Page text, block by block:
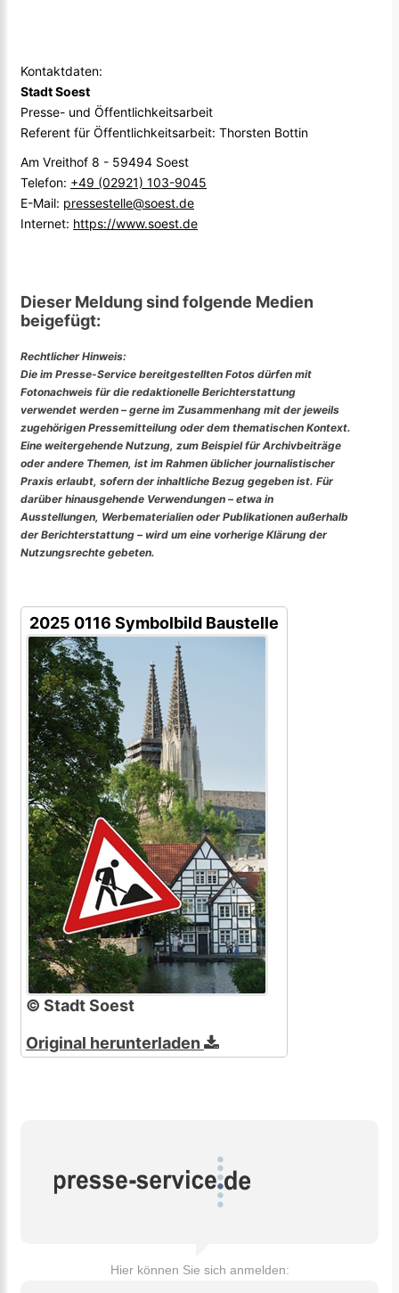
Kontaktdaten:
Stadt Soest
Presse- und Öffentlichkeitsarbeit
Referent für Öffentlichkeitsarbeit: Thorsten Bottin
Am Vreithof 8 - 59494 Soest
Telefon: +49 (02921) 103-9045
E-Mail: pressestelle@soest.de
Internet: https://www.soest.de
Dieser Meldung sind folgende Medien
beigefügt:
Rechtlicher Hinweis:
Die im Presse-Service bereitgestellten Fotos dürfen mit
Fotonachweis für die redaktionelle Berichterstattung
verwendet werden – gerne im Zusammenhang mit der jeweils
zugehörigen Pressemitteilung oder dem thematischen Kontext.
Eine weitergehende Nutzung, zum Beispiel für Archivbeiträge
oder andere Themen, ist im Rahmen üblicher journalistischer
Praxis erlaubt, sofern der inhaltliche Bezug gegeben ist. Für
darüber hinausgehende Verwendungen – etwa in
Ausstellungen, Werbematerialien oder Publikationen außerhalb
der Berichterstattung – wird um eine vorherige Klärung der
Nutzungsrechte gebeten.
2025 0116 Symbolbild Baustelle
© Stadt Soest
Original herunterladen
Hier können Sie sich anmelden: